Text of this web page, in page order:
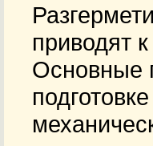
приводят
Основные